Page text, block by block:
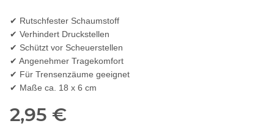
✔ Rutschfester Schaumstoff
✔ Verhindert Druckstellen
✔ Schützt vor Scheuerstellen
✔ Angenehmer Tragekomfort
✔ Für Trensenzäume geeignet
✔ Maße ca. 18 x 6 cm
2,95 €